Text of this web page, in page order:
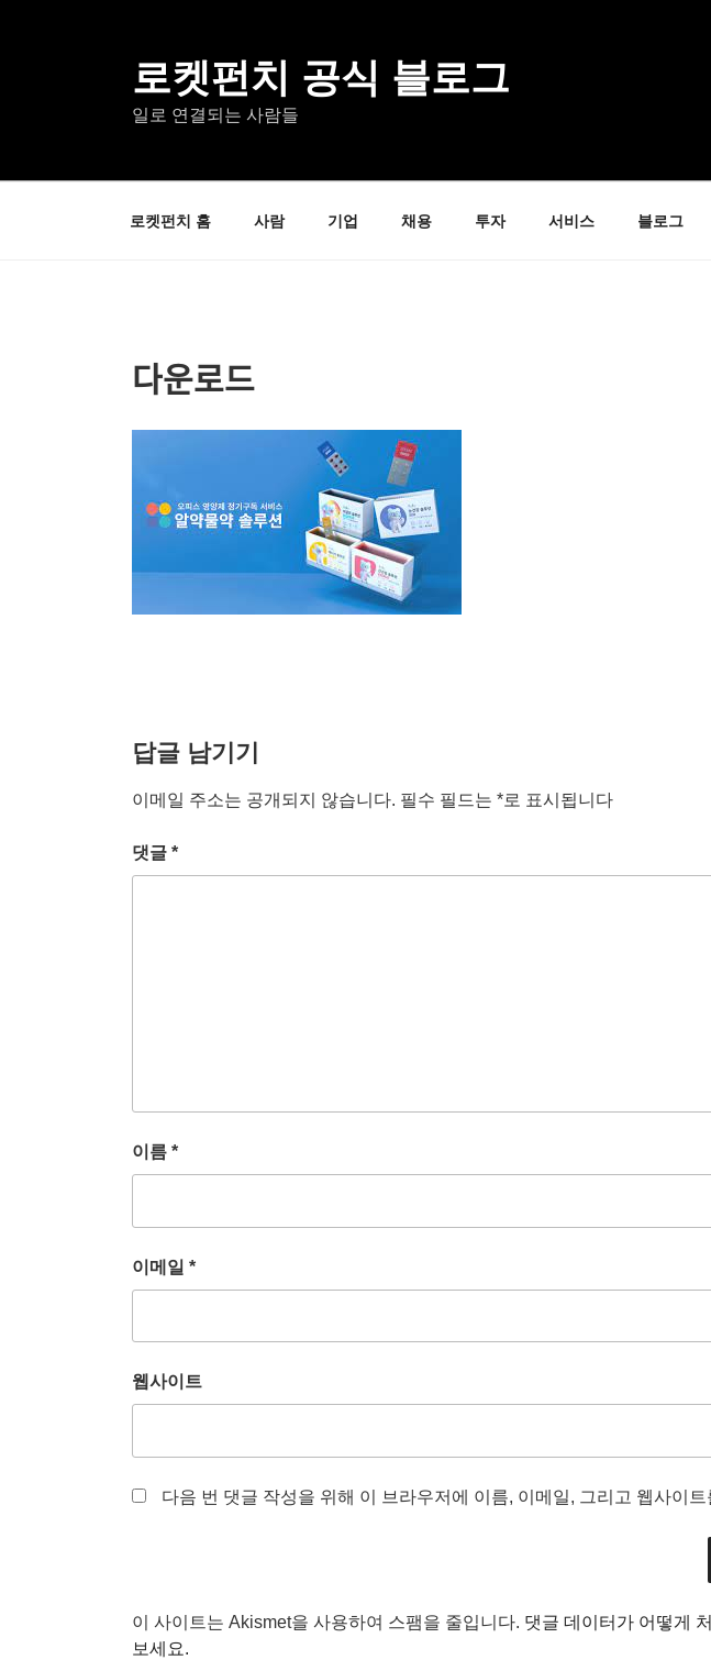
로켓펀치 공식 블로그
일로 연결되는 사람들
로켓펀치 홈 사람 기업 채용 투자 서비스 블로그
다운로드
답글 남기기
이메일 주소는 공개되지 않습니다. 필수 필드는 *로 표시됩니다
댓글 *
이름 *
이메일 *
웹사이트
다음 번 댓글 작성을 위해 이 브라우저에 이름, 이메일, 그리고 웹사이
이 사이트는 Akismet을 사용하여 스팸을 줄입니다. 댓글 데이터가 어떻게
보세요.